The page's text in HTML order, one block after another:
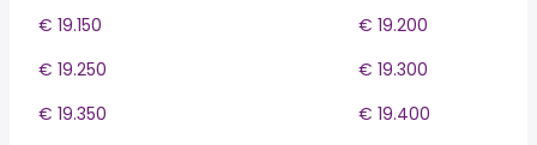
€ 19.150
€ 19.200
€ 19.250
€ 19.300
€ 19.350
€ 19.400